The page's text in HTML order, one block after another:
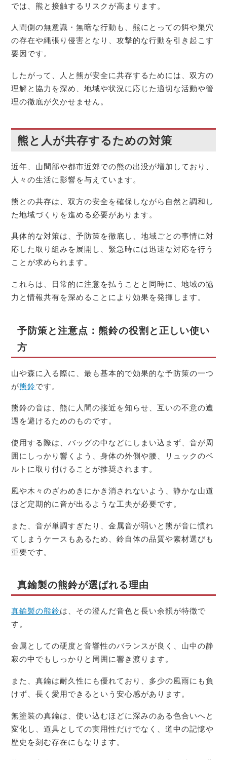
では、熊と接触するリスクが高まります。
人間側の無意識・無暗な行動も、熊にとっての餌や巣穴
の存在や縄張り侵害となり、攻撃的な行動を引き起こす
要因です。
したがって、人と熊が安全に共存するためには、双方の
理解と協力を深め、地域や状況に応じた適切な活動や管
理の徹底が欠かせません。
熊と人が共存するための対策
近年、山間部や都市近郊での熊の出没が増加しており、
人々の生活に影響を与えています。
熊との共存は、双方の安全を確保しながら自然と調和し
た地域づくりを進める必要があります。
具体的な対策は、予防策を徹底し、地域ごとの事情に対
応した取り組みを展開し、緊急時には迅速な対応を行う
ことが求められます。
これらは、日常的に注意を払うことと同時に、地域の協
力と情報共有を深めることにより効果を発揮します。
予防策と注意点：熊鈴の役割と正しい使い
方
山や森に入る際に、最も基本的で効果的な予防策の一つ
が熊鈴です。
熊鈴の音は、熊に人間の接近を知らせ、互いの不意の遭
遇を避けるためのものです。
使用する際は、バッグの中などにしまい込まず、音が周
囲にしっかり響くよう、身体の外側や腰、リュックのベ
ルトに取り付けることが推奨されます。
風や木々のざわめきにかき消されないよう、静かな山道
ほど定期的に音が出るような工夫が必要です。
また、音が単調すぎたり、金属音が弱いと熊が音に慣れ
てしまうケースもあるため、鈴自体の品質や素材選びも
重要です。
真鍮製の熊鈴が選ばれる理由
真鍮製の熊鈴は、その澄んだ音色と長い余韻が特徴で
す。
金属としての硬度と音響性のバランスが良く、山中の静
寂の中でもしっかりと周囲に響き渡ります。
また、真鍮は耐久性にも優れており、多少の風雨にも負
けず、長く愛用できるという安心感があります。
無塗装の真鍮は、使い込むほどに深みのある色合いへと
変化し、道具としての実用性だけでなく、道中の記憶や
歴史を刻む存在にもなります。